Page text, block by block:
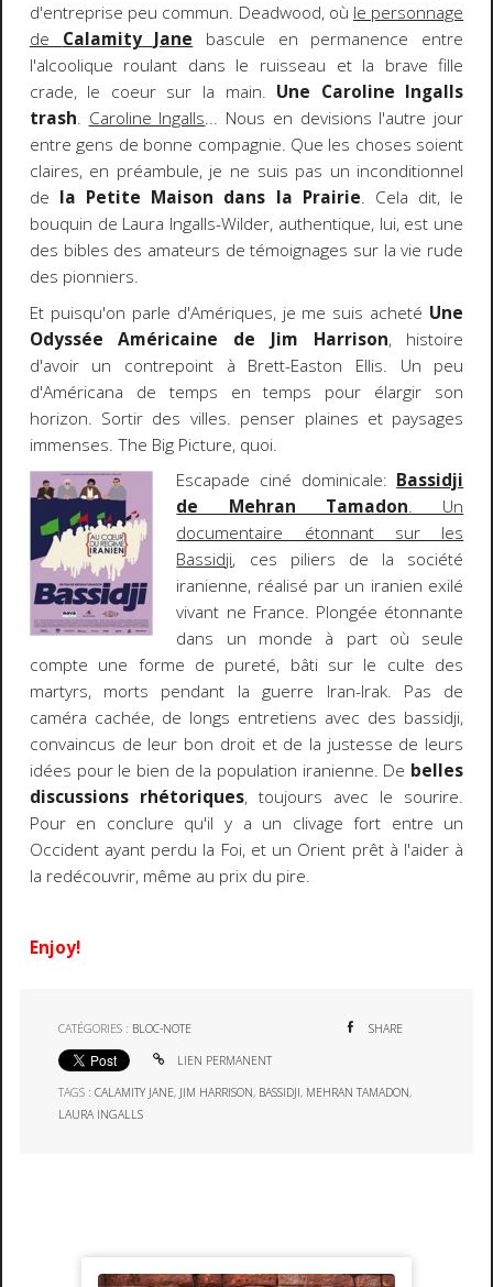
d'entreprise peu commun. Deadwood, où le personnage
de Calamity Jane
bascule en permanence entre
l'alcoolique roulant dans le ruisseau et la brave fille
crade, le coeur sur la main. Une Caroline Ingalls
trash. Caroline Ingalls... Nous en devisions l'autre jour
entre gens de bonne compagnie. Que les choses soient
claires, en préambule, je ne suis pas un inconditionnel
de la Petite Maison dans la Prairie. Cela dit, le
bouquin de Laura Ingalls-Wilder, authentique, lui, est une
des bibles des amateurs de témoignages sur la vie rude
des pionniers.
Et puisqu'on parle d'Amériques, je me suis acheté Une
Odyssée Américaine de Jim Harrison, histoire
d'avoir un contrepoint à Brett-Easton Ellis. Un peu
d'Américana de temps en temps pour élargir son
horizon. Sortir des villes. penser plaines et paysages
immenses. The Big Picture, quoi.
Escapade ciné dominicale: Bassidji
de Mehran Tamadon. Un
documentaire étonnant sur les
Bassidji, ces piliers de la société
iranienne, réalisé par un iranien exilé
vivant ne France. Plongée étonnante
dans un monde à part où seule
compte une forme de pureté, bâti sur le culte des
martyrs, morts pendant la guerre Iran-Irak. Pas de
caméra cachée, de longs entretiens avec des bassidji,
convaincus de leur bon droit et de la justesse de leurs
idées pour le bien de la population iranienne. De belles
discussions rhétoriques, toujours avec le sourire.
Pour en conclure qu'il y a un clivage fort entre un
Occident ayant perdu la Foi, et un Orient prêt à l'aider à
la redécouvrir, même au prix du pire.
Enjoy!
CATÉGORIES : BLOC-NOTE SHARE
LIEN PERMANENT
TAGS :CALAMITY JANE, JIM HARRISON, BASSIDJI, MEHRAN TAMADON,
LAURA INGALLS